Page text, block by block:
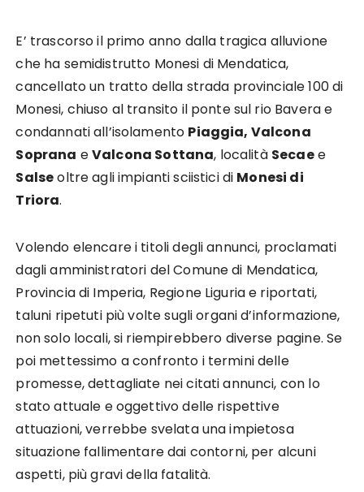
E’ trascorso il primo anno dalla tragica alluvione
che ha semidistrutto Monesi di Mendatica,
cancellato un tratto della strada provinciale 100 di
Monesi, chiuso al transito il ponte sul rio Bavera e
condannati all’isolamento Piaggia, Valcona
Soprana eValcona Sottana, località Secaee
Salseoltre agli impianti sciistici di Monesi di
Triora.
Volendo elencare i titoli degli annunci, proclamati
dagli amministratori del Comune di Mendatica,
Provincia di Imperia, Regione Liguria e riportati,
taluni ripetuti più volte sugli organi d’informazione,
non solo locali, si riempirebbero diverse pagine. Se
poi mettessimo a confronto i termini delle
promesse, dettagliate nei citati annunci, con lo
stato attuale e oggettivo delle rispettive
attuazioni, verrebbe svelata una impietosa
situazione fallimentare dai contorni, per alcuni
aspetti, più gravi della fatalità.